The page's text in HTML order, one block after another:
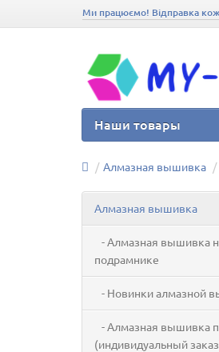
Ми працюємо! Відправка
Наши товары
Алмазная вышивка
Алмазная вышивка
- Алмазная вышивка
подрамнике
- Новинки алмазной
- Алмазная вышивка
(индивидуальный